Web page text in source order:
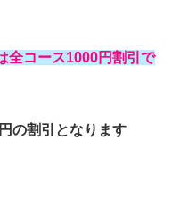
全コース1000円割引で
の割引となります